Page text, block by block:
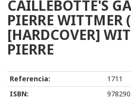
CAILLEBOTTE'S
PIERRE WITTMER
[HARDCOVER]
PIERRE
Referencia:
1711
ISBN: